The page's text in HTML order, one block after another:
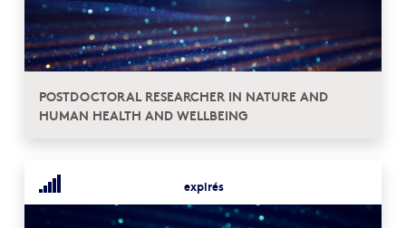
POSTDOCTORAL RESEARCHER IN NATURE AND
HUMAN HEALTH AND WELLBEING
expirés